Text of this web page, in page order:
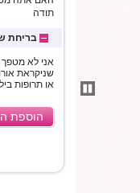
תודה
בריחת
אני לא מטפך
שניקראת
או תרופות
הוספת